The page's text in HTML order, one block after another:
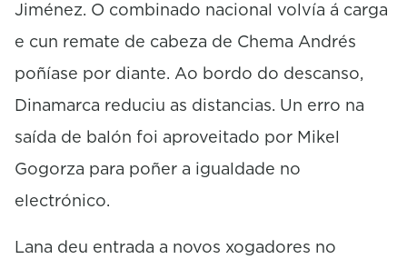
Jiménez. O combinado nacional volvía á carga
e cun remate de cabeza de Chema Andrés
poñíase por diante. Ao bordo do descanso,
Dinamarca reduciu as distancias. Un erro na
saída de balón foi aproveitado por Mikel
Gogorza para poñer a igualdade no
electrónico.
Lana deu entrada a novos xogadores no